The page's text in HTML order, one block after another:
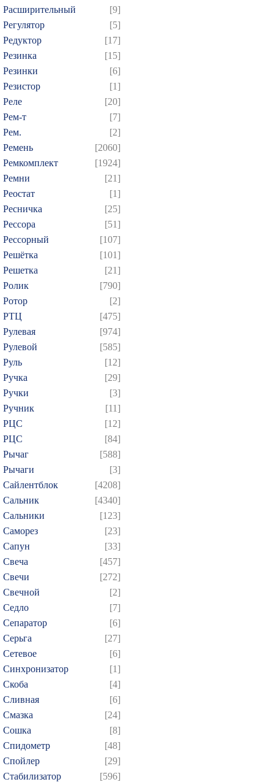
Расширительный
[9]
Регулятор
[5]
Редуктор
[17]
Резинка
[15]
Резинки
[6]
Резистор
[1]
Реле
[20]
Рем-т
[7]
Рем.
[2]
Ремень
[2060]
Ремкомплект
[1924]
Ремни
[21]
Реостат
[1]
Ресничка
[25]
Рессора
[51]
Рессорный
[107]
Решётка
[101]
Решетка
[21]
Ролик
[790]
Ротор
[2]
РТЦ
[475]
Рулевая
[974]
Рулевой
[585]
Руль
[12]
Ручка
[29]
Ручки
[3]
Ручник
[11]
РЦC
[12]
РЦС
[84]
Рычаг
[588]
Рычаги
[3]
Сайлентблок
[4208]
Сальник
[4340]
Сальники
[123]
Саморез
[23]
Сапун
[33]
Свеча
[457]
Свечи
[272]
Свечной
[2]
Седло
[7]
Сепаратор
[6]
Серьга
[27]
Сетевое
[6]
Синхронизатор
[1]
Скоба
[4]
Сливная
[6]
Смазка
[24]
Сошка
[8]
Спидометр
[48]
Спойлер
[29]
Стабилизатор
[596]